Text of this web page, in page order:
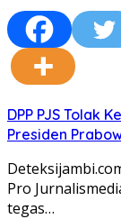
DPP PJS Tolak
Presiden
Pro
tegas…